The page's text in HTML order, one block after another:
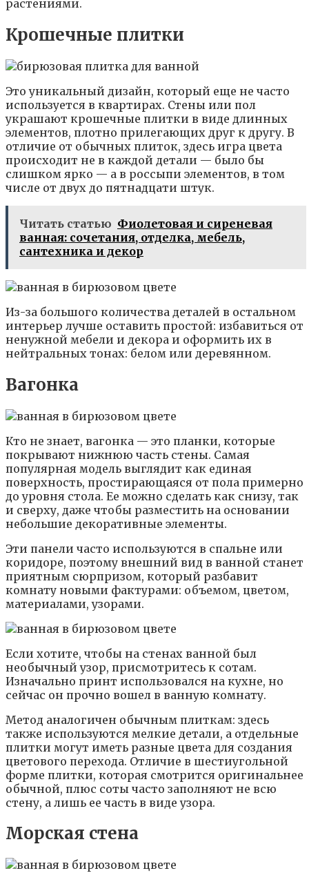
растениями.
Крошечные плитки
Это уникальный дизайн, который еще не часто
используется в квартирах. Стены или пол
украшают крошечные плитки в виде длинных
элементов, плотно прилегающих друг к другу. В
отличие от обычных плиток, здесь игра цвета
происходит не в каждой детали — было бы
слишком ярко — а в россыпи элементов, в том
числе от двух до пятнадцати штук.
Читать статью Фиолетовая и сиреневая
ванная: сочетания, отделка, мебель,
сантехника и декор
Из-за большого количества деталей в остальном
интерьер лучше оставить простой: избавиться от
ненужной мебели и декора и оформить их в
нейтральных тонах: белом или деревянном.
Вагонка
Кто не знает, вагонка — это планки, которые
покрывают нижнюю часть стены. Самая
популярная модель выглядит как единая
поверхность, простирающаяся от пола примерно
до уровня стола. Ее можно сделать как снизу, так
и сверху, даже чтобы разместить на основании
небольшие декоративные элементы.
Эти панели часто используются в спальне или
коридоре, поэтому внешний вид в ванной станет
приятным сюрпризом, который разбавит
комнату новыми фактурами: объемом, цветом,
материалами, узорами.
Если хотите, чтобы на стенах ванной был
необычный узор, присмотритесь к сотам.
Изначально принт использовался на кухне, но
сейчас он прочно вошел в ванную комнату.
Метод аналогичен обычным плиткам: здесь
также используются мелкие детали, а отдельные
плитки могут иметь разные цвета для создания
цветового перехода. Отличие в шестиугольной
форме плитки, которая смотрится оригинальнее
обычной, плюс соты часто заполняют не всю
стену, а лишь ее часть в виде узора.
Морская стена